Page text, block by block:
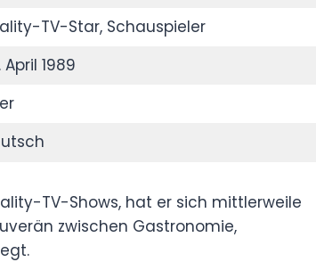
TV-Star, Schauspieler
April 1989
TV-Shows, hat er sich mittlerweile
zwischen Gastronomie,